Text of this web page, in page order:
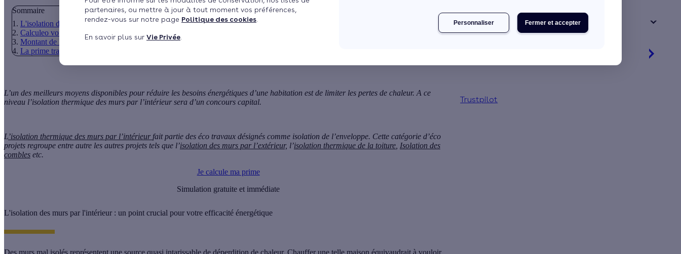
partenaires, ou mettre à jour à tout moment vos préférences,
rendez-vous sur notre page Politique des cookies
En savoir plus sur Vie Privée
Fermer et accepter
Personnaliser
Sommaire
L'isolation des murs par l'intérieur : un point crucial pour votre efficacité énergétique
Calculeo vous alloue une prime énergie pour vos travaux d’isolation des murs par l’intérieur
Montant de la prime énergie Calculeo pour l’isolation des murs par l’intérieur
La prime travaux Calculeo est elle compatible avec les autres financements énergétiques
L’un des meilleurs moyens disponibles pour réduire les besoins énergétiques d’une habitation est de limiter les pertes de chaleur. A ce
niveau l’isolation thermique des murs par l’intérieur sera d’un concours capital.
L’isolation thermique des murs par l’intérieur fait partie des éco travaux désignés comme isolation de l’enveloppe. Cette catégorie d’éco
projets regroupe entre autre les autres projets tels que l’isolation des murs par l’extérieur, l’isolation thermique de la toiture Isolation des
combles etc.
Je calcule ma prime
Simulation gratuite et immédiate
L'isolation des murs par l'intérieur : un point crucial pour votre efficacité énergétique
Des murs mal isolés représentent une source quasi intarissable de déperdition de chaleur. Chauffer une telle maison équivaudrait à vouloir
+ de 15 ans
Simulation gratuite en 2 minutes
Trustpilot